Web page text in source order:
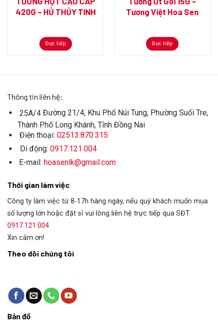
420G – HỦ THỦY TINH
Đọc tiếp
Tương Việt Hoa Sen
Đọc tiếp
Thông tin liên hệ:
25A/4Đường 21/4, Khu Phố Núi Tung, Phường Suối Tre,
Thành Phố Long Khánh, Tỉnh Đồng Nai
Điện thoại: 02513.870.315
Di động: 0917.121.004
E-mail: hoasenlk@gmail.com
Thời gian làm việc
Công ty làm việc từ 8-17h hàng ngày, nếu quý khách muốn mua
số lượng lớn hoặc đặt sỉ vui lòng liên hệ trực tiếp qua SĐT
0917.121.004
Xin cảm ơn!
Theo dõi chúng tôi
Bản đồ